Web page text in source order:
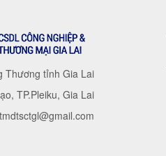
Thương tỉnh Gia Lai
TP.Pleiku, Gia Lai